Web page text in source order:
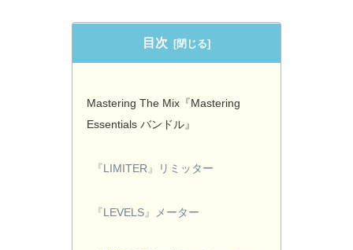
目次
Mastering The Mix『Mastering
Essentials バンドル』
『LIMITER』リミッター
『LEVELS』メーター